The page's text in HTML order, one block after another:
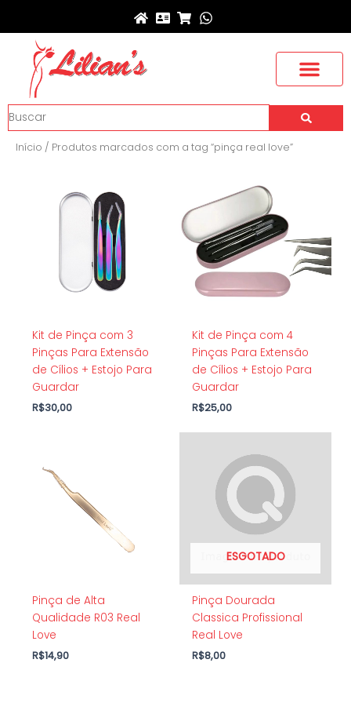
conteúdo
Buscar
Início / Produtos marcados com a tag “pinça real love”
Kit de Pinça com 3
Pinças Para Extensão
de Cílios + Estojo Para
Guardar
R$30,00
Kit de Pinça com 4
Pinças Para Extensão
de Cílios + Estojo Para
Guardar
R$25,00
Pinça de Alta
Qualidade R03 Real
Love
R$14,90
ESGOTADO
Pinça Dourada
Classica Profissional
Real Love
R$8,00